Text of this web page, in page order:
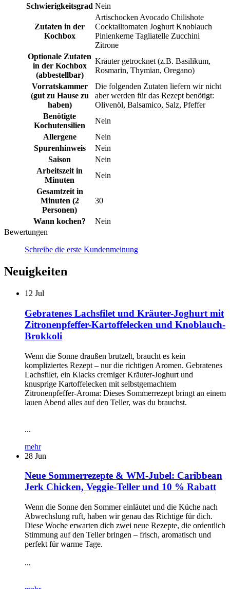
Schwierigkeitsgrad Nein
Zutaten in der
Kochbox
Artischocken Avocado Chilishote
Cocktailtomaten Joghurt Knoblauch
Pinienkerne Tagliatelle Zucchini
Zitrone
Optionale Zutaten
in der Kochbox
(abbestellbar)
Kräuter getrocknet (z.B. Basilikum,
Rosmarin, Thymian, Oregano)
Vorratskammer
(gut zu Hause zu
haben)
Die folgenden Zutaten liefern wir nicht
aber werden für das Rezept benötigt:
Olivenöl, Balsamico, Salz, Pfeffer
Benötigte
Kochutensilien
Nein
Allergene
Nein
Spurenhinweis
Nein
Saison
Nein
Arbeitszeit in
Minuten
Nein
Gesamtzeit in
Minuten (2
Personen)
30
Wann kochen?
Nein
Bewertungen
Schreibe die erste Kundenmeinung
Neuigkeiten
12 Jul
Gebratenes Lachsfilet und Kräuter-Joghurt mit
Zitronenpfeffer-Kartoffelecken und Knoblauch-
Brokkoli
Wenn die Sonne draußen brutzelt, braucht es kein
kompliziertes Rezept – nur die richtigen Aromen. Gebratenes
Lachsfilet, ein Klacks cremiger Kräuter-Joghurt und
knusprige Kartoffelecken mit selbstgemachtem
Zitronenpfeffer-Aroma: Dieses Sommerrezept bringt an einem
lauen Abend alles auf den Teller, was du brauchst.
...
mehr
28 Jun
Neue Sommerrezepte & WM-Jubel: Caribbean
Jerk Chicken, Veggie-Teller und 10 % Rabatt
Wenn die Sonne den Sommer einläutet und die Küche nach
Abwechslung ruft, haben wir genau das Richtige für dich.
Diese Woche erwarten dich zwei neue Rezepte, die ordentlich
Stimmung auf den Teller bringen – frisch, aromatisch und
perfekt für warme Tage.
...